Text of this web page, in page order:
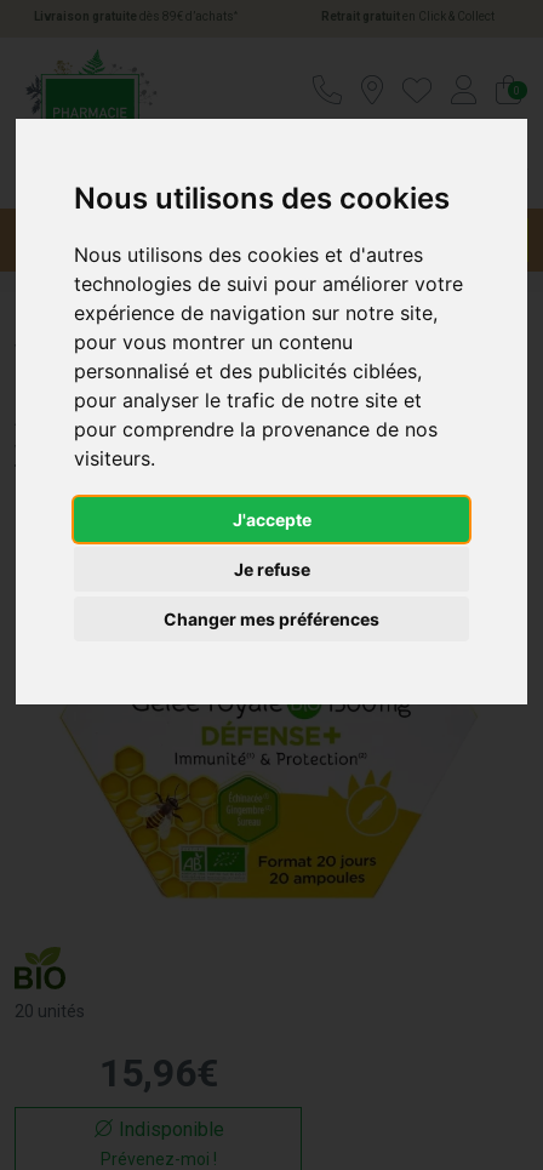
Nous utilisons des cookies
Nous utilisons des cookies et d'autres
technologies de suivi pour améliorer votre
expérience de navigation sur notre site,
pour vous montrer un contenu
personnalisé et des publicités ciblées,
pour analyser le trafic de notre site et
pour comprendre la provenance de nos
visiteurs.
J'accepte
Je refuse
Changer mes préférences
Livraison gratuite dès 89€ d’achats * Retrait gratuiten Click & Collect
0
Menu Promotions
Vitaflor Gele Royal Defense+
Amp20
VITAFLOR
20 unités
15,96€
Indisponible
Prévenez-moi !